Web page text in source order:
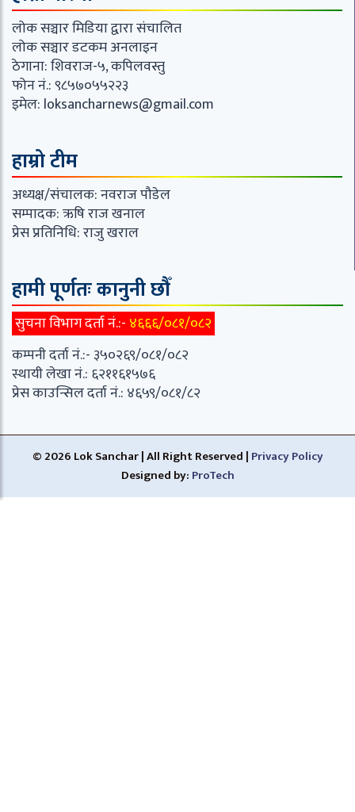
लोक सञ्चार मिडिया द्वारा संचालित
लोक सञ्चार डटकम अनलाइन
ठेगाना: शिवराज-५, कपिलवस्तु
फोन नं.: ९८५७०५५२२३
इमेल: loksancharnews@gmail.com
हाम्रो टीम
अध्यक्ष/संचालक: नवराज पौडेल
सम्पादक: ऋषि राज खनाल
प्रेस प्रतिनिधि: राजु खराल
हामी पूर्णतः कानुनी छौँ
सुचना विभाग दर्ता नं.:- ४६६६/०८१/०८२
कम्पनी दर्ता नं.:- ३५०२६९/०८१/०८२
स्थायी लेखा नं.: ६२११६१५७६
प्रेस काउन्सिल दर्ता नं.: ४६५९/०८१/८२
© 2026 Lok Sanchar | All Right Reserved | Privacy Policy
Designed by: ProTech